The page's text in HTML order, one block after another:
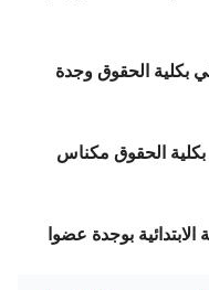
بكلية الحقوق وجدة
بكلية الحقوق مكناس
بوجدة عضوا